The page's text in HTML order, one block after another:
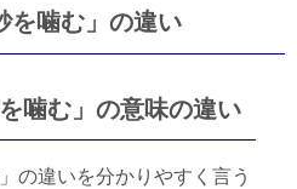
を噛む」の違い
噛む」の意味の違い
の違いを分かりやすく言う